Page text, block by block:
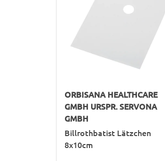
ORBISANA HEALTHCARE
GMBH URSPR. SERVONA
GMBH
Billrothbatist Lätzchen
8x10cm